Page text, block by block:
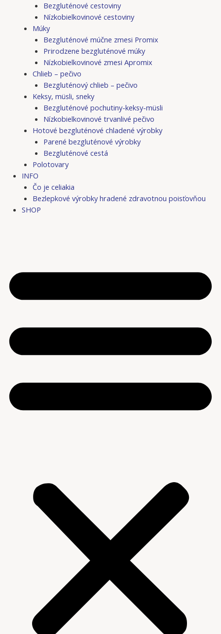
Bezgluténové cestoviny
Nízkobielkovinové cestoviny
Múky
Bezgluténové múčne zmesi Promix
Prirodzene bezgluténové múky
Nízkobielkovinové zmesi Apromix
Chlieb – pečivo
Bezgluténový chlieb – pečivo
Keksy, müsli, sneky
Bezgluténové pochutiny-keksy-müsli
Nízkobielkovinové trvanlivé pečivo
Hotové bezgluténové chladené výrobky
Parené bezgluténové výrobky
Bezgluténové cestá
Polotovary
INFO
Čo je celiakia
Bezlepkové výrobky hradené zdravotnou poisťovňou
SHOP